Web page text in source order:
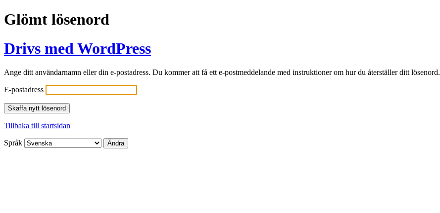
Glömt lösenord
Drivs med WordPress
Ange ditt användarnamn eller din e-postadress. Du kommer att få ett e-postmeddelande med instruktioner om hur du återställer ditt lösenord.
E-postadress
Tillbaka till startsidan
Språk